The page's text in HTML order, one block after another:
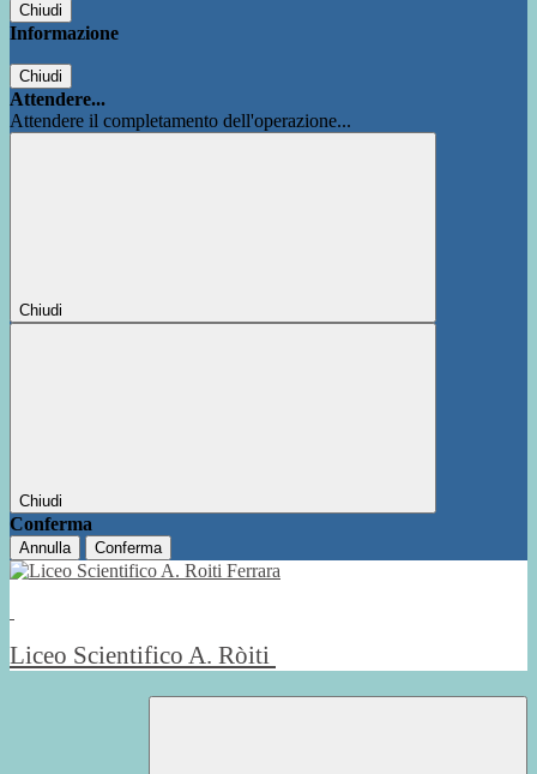
Chiudi
Informazione
Chiudi
Attendere...
Attendere il completamento dell'operazione...
Chiudi
Chiudi
Conferma
Annulla Conferma
Liceo Scientifico A. Ròiti